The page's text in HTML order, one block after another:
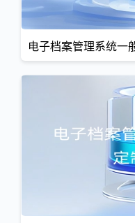
电子档案管理系统一